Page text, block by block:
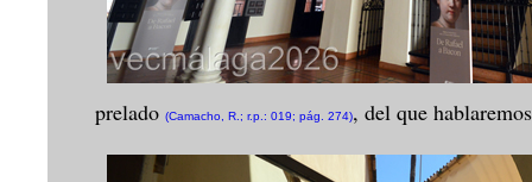
prelado (Camacho, R.; r.p.: 019; pág. 274), del que